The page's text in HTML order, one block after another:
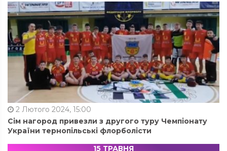
2 Лютого 2024, 15:00
Сім нагород привезли з другого туру Чемпіонату
України тернопільські флорболісти
15 ТРАВНЯ